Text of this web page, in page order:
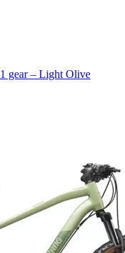
gear – Light Olive